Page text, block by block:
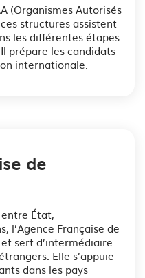
(Organismes Autorisés
structures assistent
les différentes étapes
prépare les candidats
internationale.
de
État,
l’Agence Française de
sert d’intermédiaire
Elle s’appuie
dans les pays